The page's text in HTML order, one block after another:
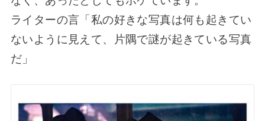
ライターの言「私の好きな写真は何も起きてい
ないように見えて、片隅で謎が起きている写真
だ」